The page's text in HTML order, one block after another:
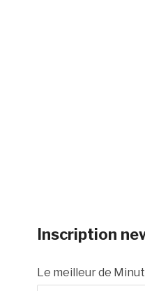
Inscription
Le meilleur de